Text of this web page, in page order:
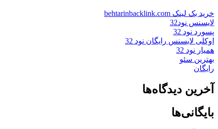
خرید بک لینک behtarinbacklink.com
لایسنس نود32
پسورد نود 32
اوکلی لایسنس رایگان نود 32
همیار نود 32
بهترین سئو
رایگان
آخرین دیدگاه‌ها
بایگانی‌ها